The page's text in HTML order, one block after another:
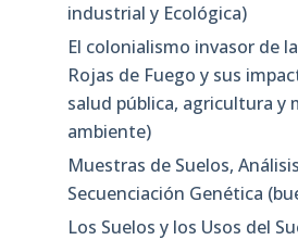
industrial y Ecológica)
El colonialismo invasor de
Rojas de Fuego y sus
salud pública, agricultura y
ambiente)
Muestras de Suelos,
Secuenciación Genética
Los Suelos y los Usos del